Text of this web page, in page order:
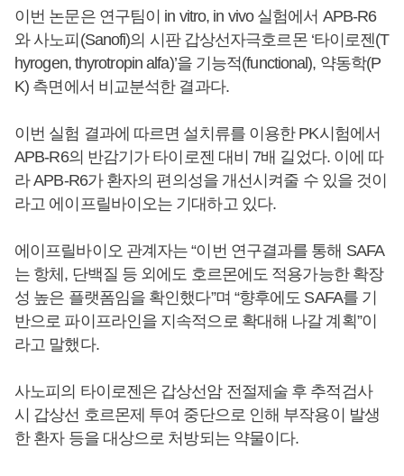
이번 논문은 연구팀이 in vitro, in vivo 실험에서 APB-R6
와 사노피(Sanofi)의 시판 갑상선자극호르몬 ‘타이로젠(T
hyrogen, thyrotropin alfa)’을 기능적(functional), 약동학(P
K) 측면에서 비교분석한 결과다.
이번 실험 결과에 따르면 설치류를 이용한 PK시험에서
APB-R6의 반감기가 타이로젠 대비 7배 길었다. 이에 따
라 APB-R6가 환자의 편의성을 개선시켜줄 수 있을 것이
라고 에이프릴바이오는 기대하고 있다.
에이프릴바이오 관계자는 “이번 연구결과를 통해 SAFA
는 항체, 단백질 등 외에도 호르몬에도 적용가능한 확장
성 높은 플랫폼임을 확인했다”며 “향후에도 SAFA를 기
반으로 파이프라인을 지속적으로 확대해 나갈 계획”이
라고 말했다.
사노피의 타이로젠은 갑상선암 전절제술 후 추적검사
시 갑상선 호르몬제 투여 중단으로 인해 부작용이 발생
한 환자 등을 대상으로 처방되는 약물이다.